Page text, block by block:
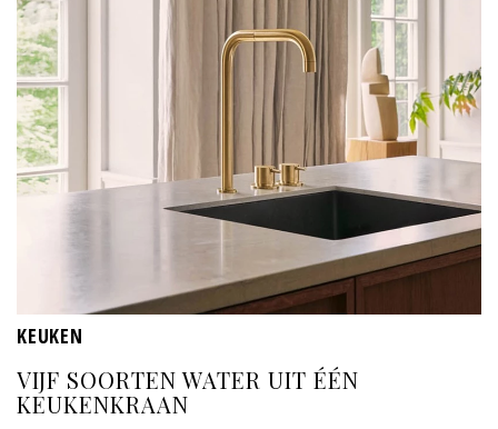
KEUKEN
VIJF SOORTEN WATER UIT ÉÉN
KEUKENKRAAN